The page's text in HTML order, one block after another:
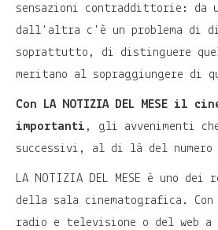
sensazioni contraddittorie: da
dall'altra c'è un problema di
soprattutto, di distinguere
meritano al sopraggiungere di
Con LA NOTIZIA DEL
importanti , gli avvenimenti
successivi, al di là del
LA NOTIZIA DEL MESE è uno
della sala cinematografica.
radio e televisione o del web